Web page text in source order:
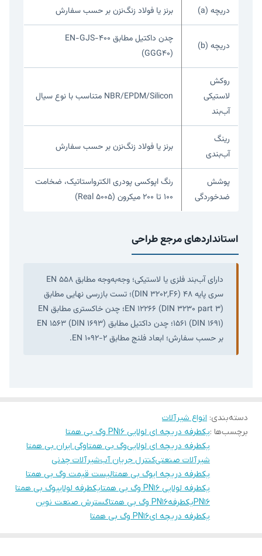
دریچه (a) برنز یا فولاد زنگ‌نزن بر حسب سفارش
دریچه (b)
چدن داکتیل مطابق EN-GJS-400
(GGG40)
روکش
لاستیکی
آب‌بند
NBR/EPDM/Silicon متناسب با نوع سیال
رینگ
آب‌بندی
برنز یا فولاد زنگ‌نزن بر حسب سفارش
پوشش
ضدخوردگی
رنگ اپوکسی پودری الکترواستاتیک، ضخامت
۱۰۰ تا ۲۰۰ میکرون (Real 5005)
استانداردهای مرجع طراحی
دارای آب‌بند فلزی یا لاستیکی؛ وجه‌به‌وجه مطابق EN 558
سری پایه ۴۸ (DIN 3202,F6)؛ تست بازرسی نهایی مطابق
EN 12266 (DIN 3230 part 3)؛ چدن خاکستری مطابق EN
1561 (DIN 1691)؛ چدن داکتیل مطابق EN 1563 (DIN 1693)
بر حسب سفارش؛ ابعاد فلنج مطابق EN 1092-2.
دسته‌بندی: انواع شیرآلات
برچسب‌ها :یکطرفه دریچه ای لولایی PN16 وگ بی همتا
یکطرفه دریچه ای لولاییوگ بی همتاوگی ایران بی همتا
شیرآلات صنعتیکنترل جریان آبشیرآلات چدنی
یکطرفه دریچه ایوگ بی همتالیست قیمت وگ بی همتا
یکطرفه لولایی PN16 وگ بی همتا
یکطرفه لولاییوگ بی همتا
PN16یکطرفهPN16 وگ بی همتا
گسترش صنعت نوین
یکطرفه دریچه ایPN16 وگ بی همتا